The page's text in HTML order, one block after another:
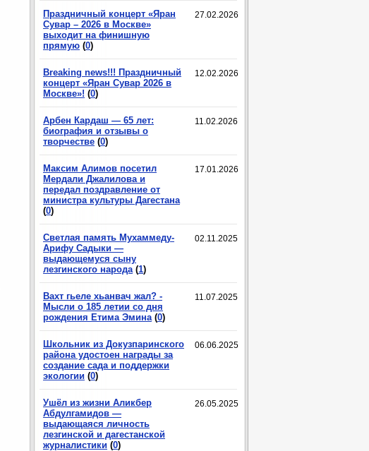
27.02.2026
Праздничный концерт «Яран
Сувар – 2026 в Москве»
выходит на финишную
прямую (0)
12.02.2026
Breaking news!!! Праздничный
концерт «Яран Сувар 2026 в
Москве»! (0)
11.02.2026
Арбен Кардаш — 65 лет:
биография и отзывы о
творчестве (0)
17.01.2026
Максим Алимов посетил
Мердали Джалилова и
передал поздравление от
министра культуры Дагестана
(0)
02.11.2025
Светлая память Мухаммеду-
Арифу Садыки —
выдающемуся сыну
лезгинского народа (1)
11.07.2025
Вахт гьеле хьанвач жал? -
Мысли о 185 летии со дня
рождения Етима Эмина (0)
06.06.2025
Школьник из Докузпаринского
района удостоен награды за
создание сада и поддержки
экологии (0)
26.05.2025
Ушёл из жизни Аликбер
Абдулгамидов —
выдающаяся личность
лезгинской и дагестанской
журналистики (0)